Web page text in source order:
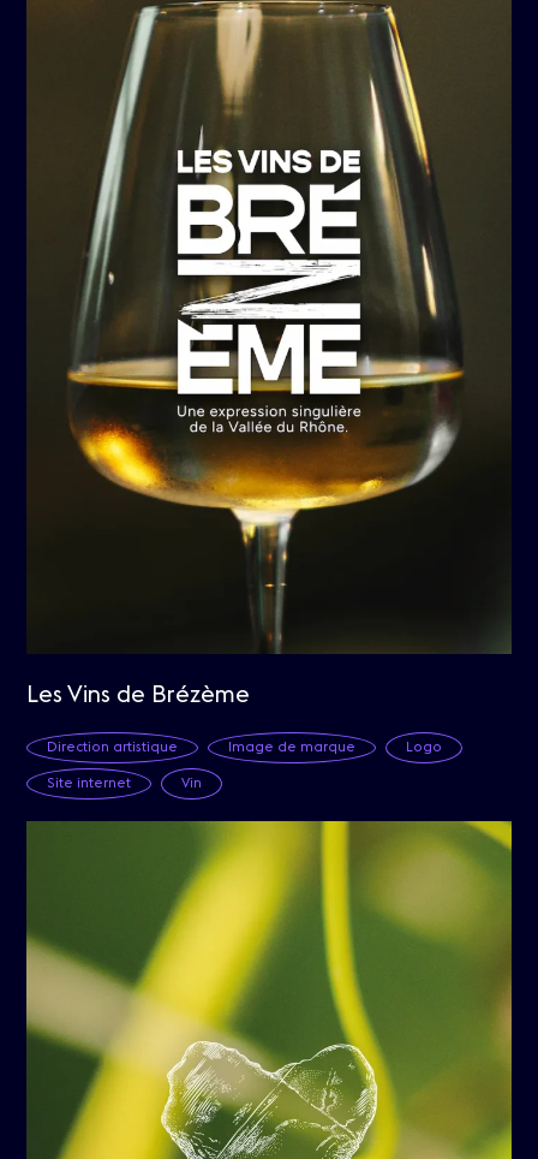
Les Vins de Brézème
Direction artistique Image de marque Logo
Site internet Vin